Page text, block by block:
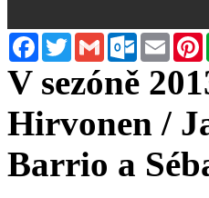
FacebookTwitterGmail Email
V sezóně
Hirvonen /
Barrio a